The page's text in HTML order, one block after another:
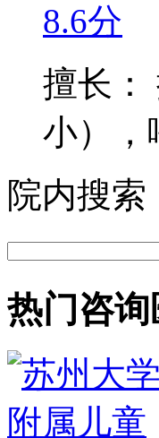
8.6分
擅长：
小），
院内搜索
热门咨询